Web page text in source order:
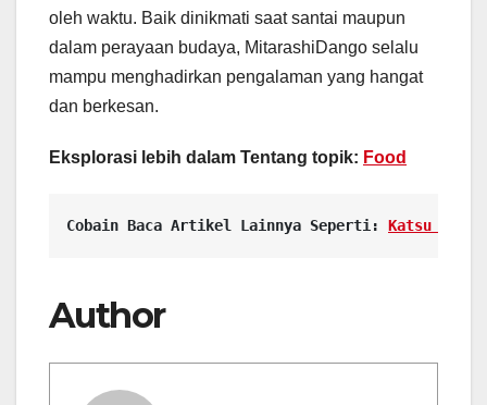
oleh waktu. Baik dinikmati saat santai maupun
dalam perayaan budaya, MitarashiDango selalu
mampu menghadirkan pengalaman yang hangat
dan berkesan.
Eksplorasi lebih dalam Tentang topik: Food
Cobain Baca Artikel Lainnya Seperti: Katsu
Author